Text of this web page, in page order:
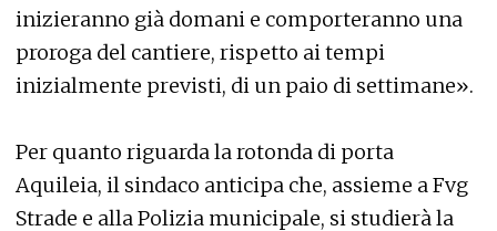
inizieranno già domani e comporteranno una
proroga del cantiere, rispetto ai tempi
inizialmente previsti, di un paio di settimane».
Per quanto riguarda la rotonda di porta
Aquileia, il sindaco anticipa che, assieme a Fvg
Strade e alla Polizia municipale, si studierà la